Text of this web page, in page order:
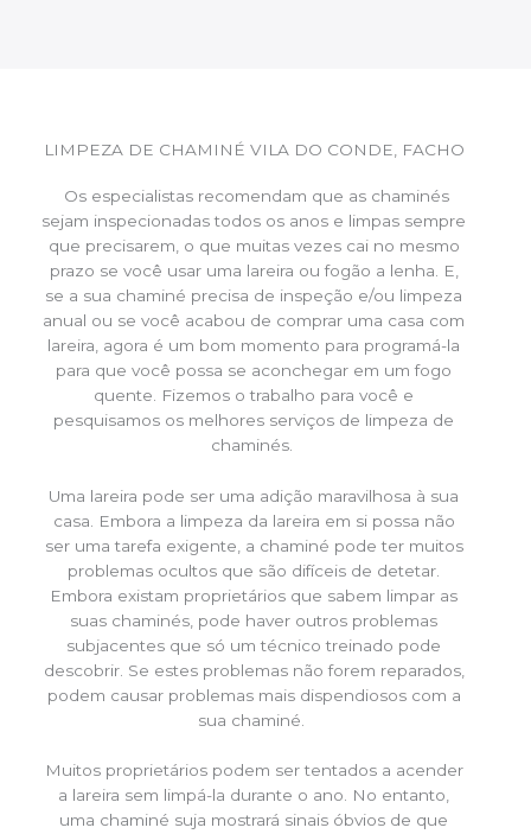
LIMPEZA DE CHAMINÉ VILA DO CONDE, FACHO
Os especialistas recomendam que as chaminés
sejam inspecionadas todos os anos e limpas sempre
que precisarem, o que muitas vezes cai no mesmo
prazo se você usar uma lareira ou fogão a lenha. E,
se a sua chaminé precisa de inspeção e/ou limpeza
anual ou se você acabou de comprar uma casa com
lareira, agora é um bom momento para programá-la
para que você possa se aconchegar em um fogo
quente. Fizemos o trabalho para você e
pesquisamos os melhores serviços de limpeza de
chaminés.
Uma lareira pode ser uma adição maravilhosa à sua
casa. Embora a limpeza da lareira em si possa não
ser uma tarefa exigente, a chaminé pode ter muitos
problemas ocultos que são difíceis de detetar.
Embora existam proprietários que sabem limpar as
suas chaminés, pode haver outros problemas
subjacentes que só um técnico treinado pode
descobrir. Se estes problemas não forem reparados,
podem causar problemas mais dispendiosos com a
sua chaminé.
Muitos proprietários podem ser tentados a acender
a lareira sem limpá-la durante o ano. No entanto,
uma chaminé suja mostrará sinais óbvios de que